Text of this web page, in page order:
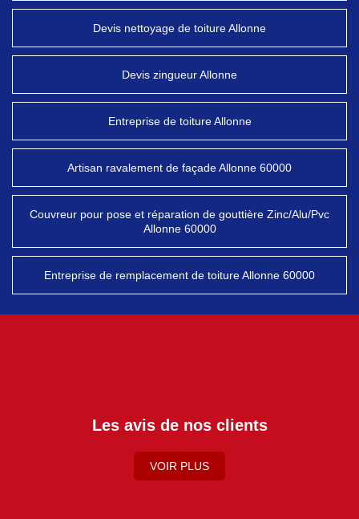
Devis nettoyage de toiture Allonne
Devis zingueur Allonne
Entreprise de toiture Allonne
Artisan ravalement de façade Allonne 60000
Couvreur pour pose et réparation de gouttière Zinc/Alu/Pvc
Allonne 60000
Entreprise de remplacement de toiture Allonne 60000
Les avis de nos clients
VOIR PLUS